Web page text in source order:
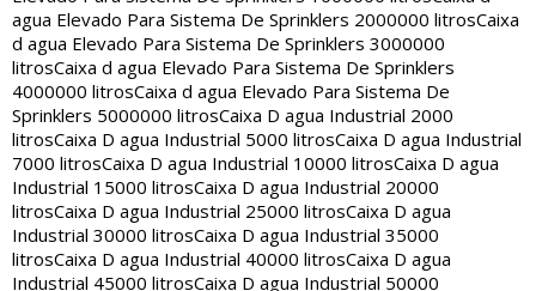
agua Elevado Para Sistema De Sprinklers 2000000 litrosCaixa
d agua Elevado Para Sistema De Sprinklers 3000000
litrosCaixa d agua Elevado Para Sistema De Sprinklers
4000000 litrosCaixa d agua Elevado Para Sistema De
Sprinklers 5000000 litrosCaixa D agua Industrial 2000
litrosCaixa D agua Industrial 5000 litrosCaixa D agua Industrial
7000 litrosCaixa D agua Industrial 10000 litrosCaixa D agua
Industrial 15000 litrosCaixa D agua Industrial 20000
litrosCaixa D agua Industrial 25000 litrosCaixa D agua
Industrial 30000 litrosCaixa D agua Industrial 35000
litrosCaixa D agua Industrial 40000 litrosCaixa D agua
Industrial 45000 litrosCaixa D agua Industrial 50000